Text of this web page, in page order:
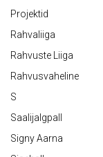
Projektid
Rahvaliiga
Rahvuste Liiga
Rahvusvaheline
S
Saalijalgpall
Signy Aarna